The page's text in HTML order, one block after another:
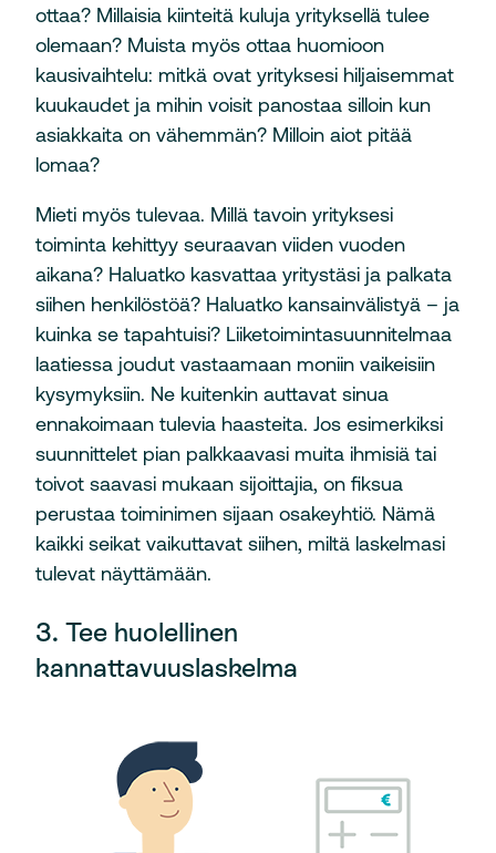
ottaa? Millaisia kiinteitä kuluja yrityksellä tulee
olemaan? Muista myös ottaa huomioon
kausivaihtelu: mitkä ovat yrityksesi hiljaisemmat
kuukaudet ja mihin voisit panostaa silloin kun
asiakkaita on vähemmän? Milloin aiot pitää
lomaa?
Mieti myös tulevaa. Millä tavoin yrityksesi
toiminta kehittyy seuraavan viiden vuoden
aikana? Haluatko kasvattaa yritystäsi ja palkata
siihen henkilöstöä? Haluatko kansainvälistyä – ja
kuinka se tapahtuisi? Liiketoimintasuunnitelmaa
laatiessa joudut vastaamaan moniin vaikeisiin
kysymyksiin. Ne kuitenkin auttavat sinua
ennakoimaan tulevia haasteita. Jos esimerkiksi
suunnittelet pian palkkaavasi muita ihmisiä tai
toivot saavasi mukaan sijoittajia, on fiksua
perustaa toiminimen sijaan osakeyhtiö. Nämä
kaikki seikat vaikuttavat siihen, miltä laskelmasi
tulevat näyttämään.
3. Tee huolellinen
kannattavuuslaskelma